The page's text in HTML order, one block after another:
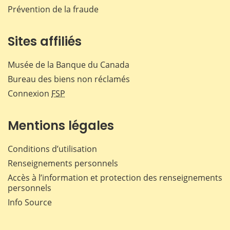
Prévention de la fraude
Sites affiliés
Musée de la Banque du Canada
Bureau des biens non réclamés
Connexion FSP
Mentions légales
Conditions d’utilisation
Renseignements personnels
Accès à l’information et protection des renseignements
personnels
Info Source